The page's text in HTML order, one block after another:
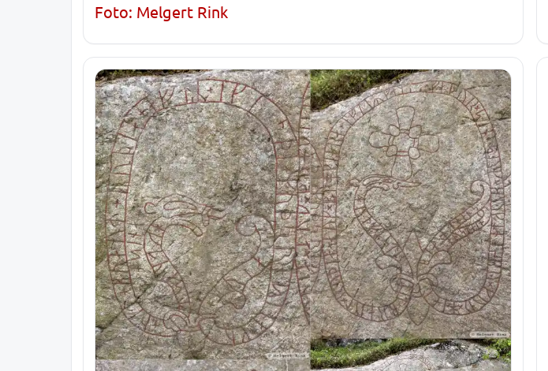
Foto: Melgert Rink